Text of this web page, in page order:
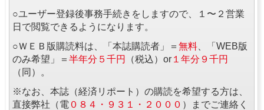
○ユーザー登録後事務手続きをしますので、１〜２営業
日で閲覧できるようになります。
○ＷＥＢ版購読料は、「本誌購読者」＝ 無料 、「WEB版
のみ希望」＝ 半年分５千円 （税込）or １年分９千円
（同）。
※なお、本誌（経済リポート）の購読を希望する方は、
直接弊社（電 ０８４・９３１・２０００ ）までご連絡く